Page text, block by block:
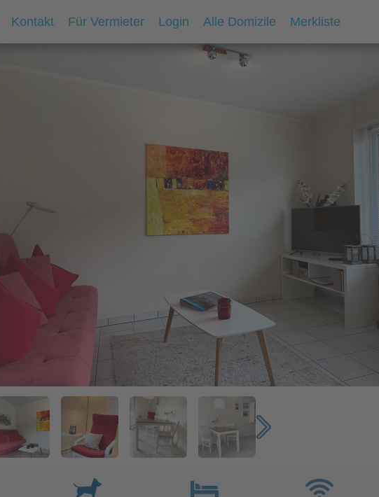
Kontakt Für Vermieter Login Alle Domizile Merkliste